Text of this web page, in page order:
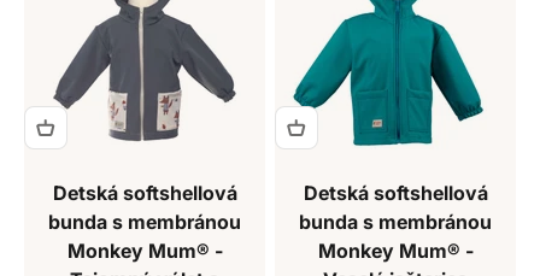
Detská softshellová
bunda s membránou
Monkey Mum® -
Detská softshellová
bunda s membránou
Monkey Mum® -